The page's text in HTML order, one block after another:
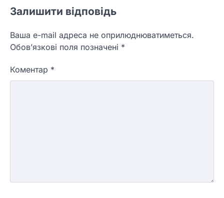
Залишити відповідь
Ваша e-mail адреса не оприлюднюватиметься.
Обов’язкові поля позначені *
Коментар *